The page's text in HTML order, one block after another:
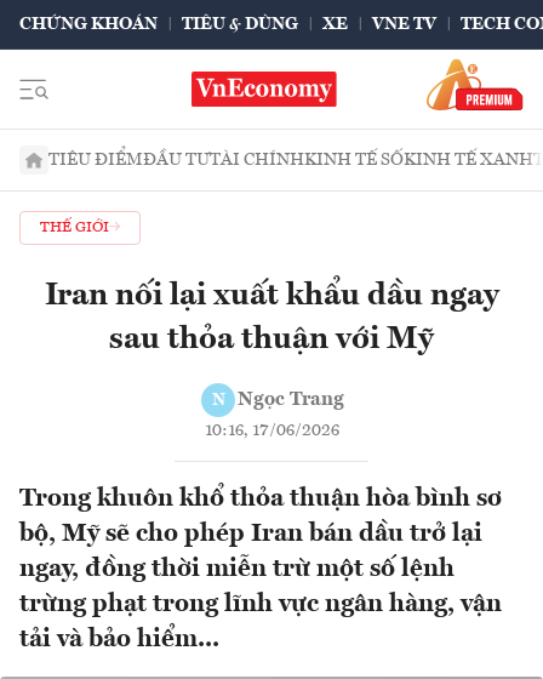
CHỨNG KHOÁN TIÊU & DÙNG XE VNE TV TECH
TIÊU ĐIỂMĐẦU TƯTÀI CHÍNHKINH TẾ SỐKINH TẾ XANH
THẾ GIỚI
Iran nối lại xuất khẩu dầu ngay
sau thỏa thuận với Mỹ
N Ngọc Trang
10:16, 17/06/2026
Trong khuôn khổ thỏa thuận hòa bình sơ
bộ, Mỹ sẽ cho phép Iran bán dầu trở lại
ngay, đồng thời miễn trừ một số lệnh
trừng phạt trong lĩnh vực ngân hàng, vận
tải và bảo hiểm...